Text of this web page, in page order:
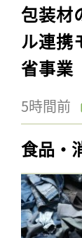
包装材
ル連携
省事業
5時間前
食品・